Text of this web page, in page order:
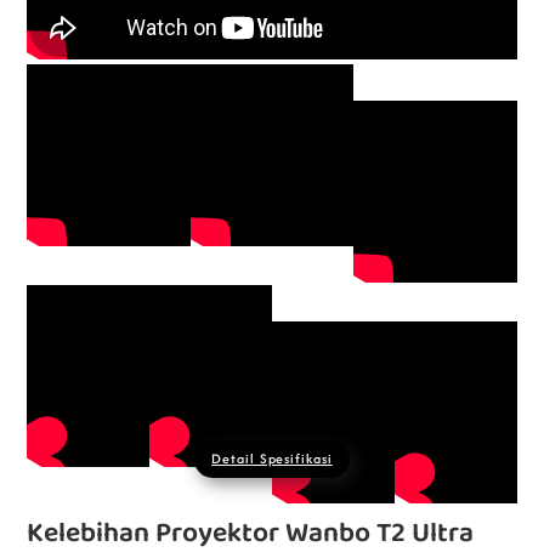
Detail Spesifikasi
Kelebihan Proyektor Wanbo T2 Ultra